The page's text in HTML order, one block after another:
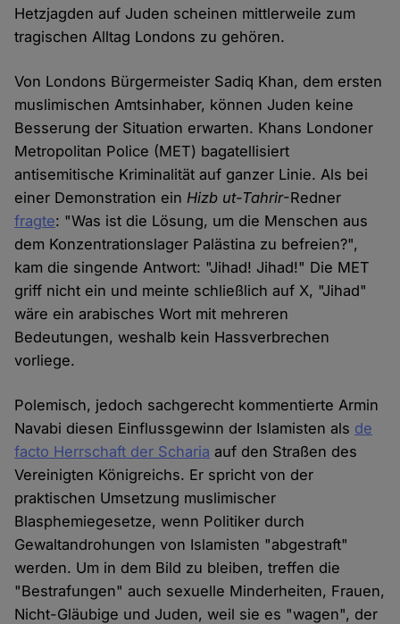
Hetzjagden auf Juden scheinen mittlerweile zum
tragischen Alltag Londons zu gehören.
Von Londons Bürgermeister Sadiq Khan, dem ersten
muslimischen Amtsinhaber, können Juden keine
Besserung der Situation erwarten. Khans Londoner
Metropolitan Police (MET) bagatellisiert
antisemitische Kriminalität auf ganzer Linie. Als bei
einer Demonstration ein Hizb ut-Tahrir-Redner
fragte: "Was ist die Lösung, um die Menschen aus
dem Konzentrationslager Palästina zu befreien?",
kam die singende Antwort: "Jihad! Jihad!" Die MET
griff nicht ein und meinte schließlich auf X, "Jihad"
wäre ein arabisches Wort mit mehreren
Bedeutungen, weshalb kein Hassverbrechen
vorliege.
Polemisch, jedoch sachgerecht kommentierte Armin
Navabi diesen Einflussgewinn der Islamisten als de
facto Herrschaft der Scharia auf den Straßen des
Vereinigten Königreichs. Er spricht von der
praktischen Umsetzung muslimischer
Blasphemiegesetze, wenn Politiker durch
Gewaltandrohungen von Islamisten "abgestraft"
werden. Um in dem Bild zu bleiben, treffen die
"Bestrafungen" auch sexuelle Minderheiten, Frauen,
Nicht-Gläubige und Juden, weil sie es "wagen", der